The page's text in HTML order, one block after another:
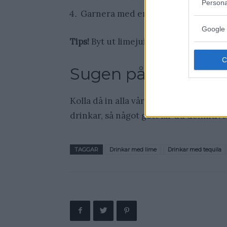
Google
Garnera med en limeskiva och ett
Tips! Byt ut limejuicen mot
Sugen på fler
Kolla då in alla våra andra
drinkar, så något gott lär du
TAGGAR Drinkar med lime Drinkar med tequila